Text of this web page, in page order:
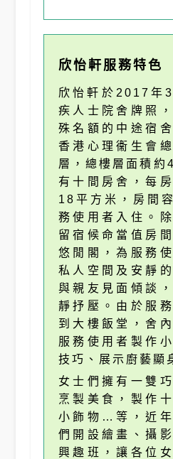
欣怡軒服務特色
欣怡軒於2017年
疾人士院舍牌照
殊名額的中途宿
香港心理衞生會
層，總樓層面積約
有十間房舍，每
18平方米，房間
務使用者入住。
留宿候命當值房
悠閒閣，為服務
私人空間及安靜
與親友見面傾談
靜抒壓。由於服
到大樓飯堂，舍
服務使用者製作
技巧、展示廚藝顯
女士們擁有一雙
烹製美食，製作
小飾物…等，近
們開設繪畫、攝
興趣班，讓各位